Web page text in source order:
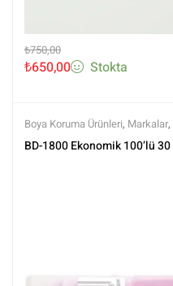
₺750,00
₺650,00 Stokta
Boya Koruma Ürünleri, Markalar,
Kaplama Ürünleri,Tüm Ürünler,
BD-1800 Ekonomik 100’lü 30